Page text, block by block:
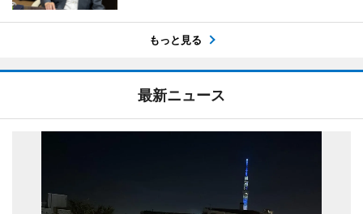
もっと見る
最新ニュース